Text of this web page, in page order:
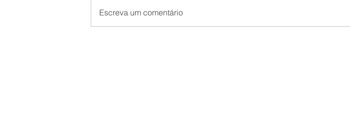
Escreva um comentário